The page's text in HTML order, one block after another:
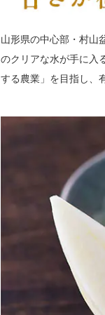
山形県の中心部・村山
のクリアな水が手に入
する農業」を目指し、